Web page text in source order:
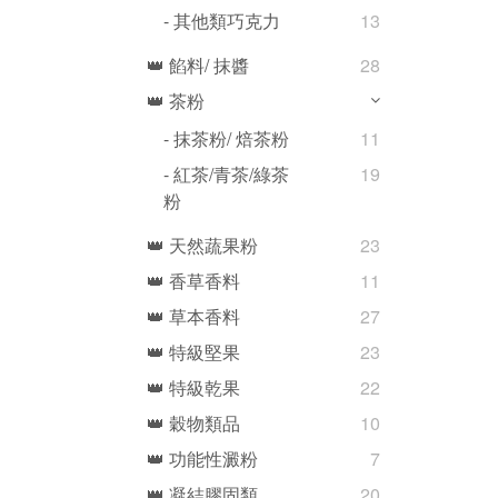
- 其他類巧克力
13
👑 餡料/ 抹醬
28
👑 茶粉
- 抹茶粉/ 焙茶粉
11
- 紅茶/青茶/綠茶
粉
19
👑 天然蔬果粉
23
👑 香草香料
11
👑 草本香料
27
👑 特級堅果
23
👑 特級乾果
22
👑 穀物類品
10
👑 功能性澱粉
7